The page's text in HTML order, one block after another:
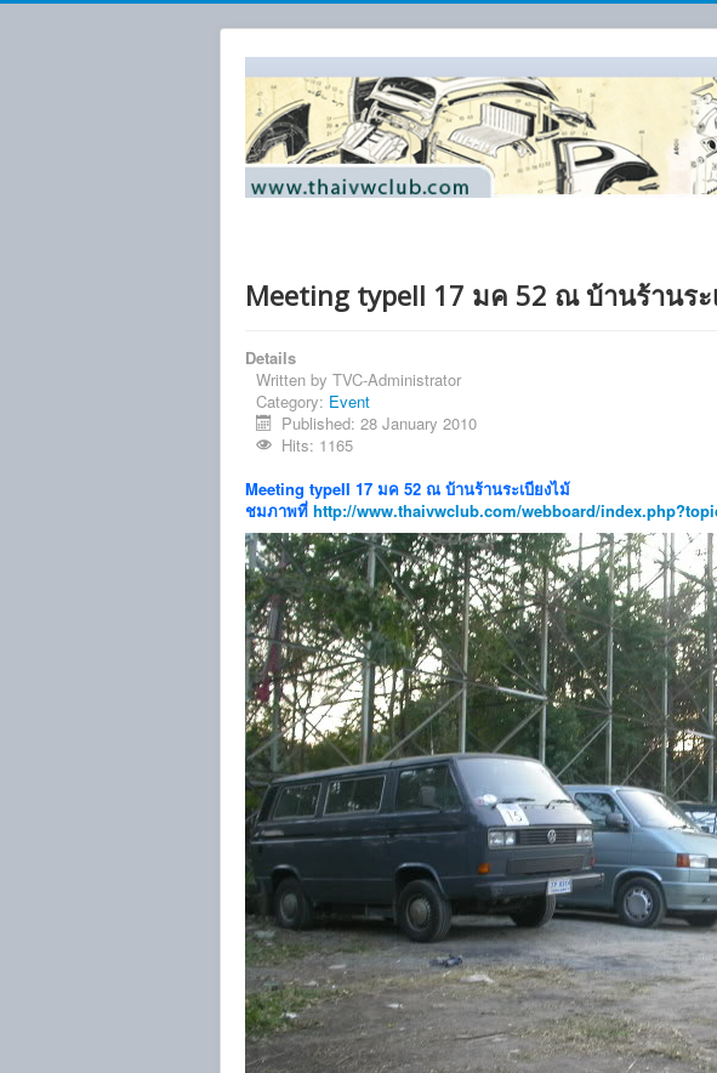
Meeting typeII 17 มค 52 ณ บ้านร้านระ
Details
Written by TVC-Administrator
Category: Event
Published: 28 January 2010
Hits: 1165
Meeting typeII 17 มค 52 ณ บ้านร้านระเบียงไม้
ชมภาพที่ http://www.thaivwclub.com/webboard/